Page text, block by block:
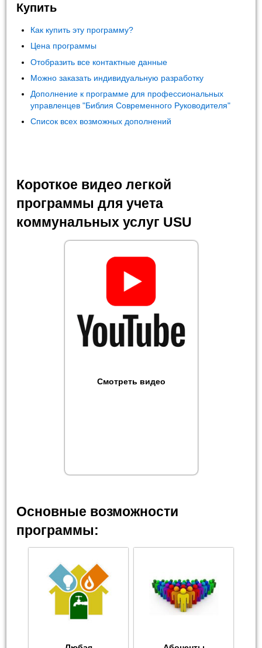
Купить
Как купить эту программу?
Цена программы
Отобразить все контактные данные
Можно заказать индивидуальную разработку
Дополнение к программе для профессиональных
управленцев "Библия Современного Руководителя"
Список всех возможных дополнений
Короткое видео легкой
программы для учета
коммунальных услуг USU
Смотреть видео
Основные возможности
программы: